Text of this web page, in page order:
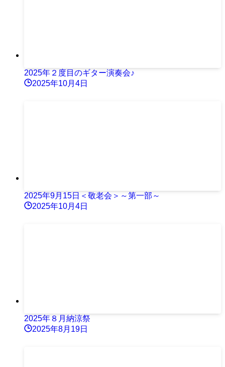
2025年２度目のギター演奏会♪
2025年10月4日
2025年9月15日＜敬老会＞～第一部～
2025年10月4日
2025年８月納涼祭
2025年8月19日